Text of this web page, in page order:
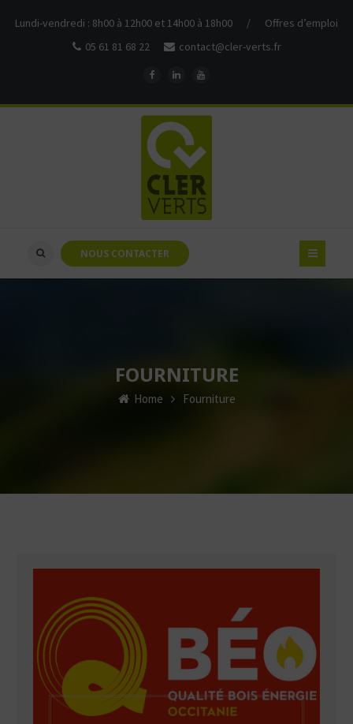
Lundi-vendredi : 8h00 à 12h00 et 14h00 à 18h00 /
Offres d’emploi
05 61 81 68 22
contact@cler-verts.fr
NOUS CONTACTER
FOURNITURE
Home Fourniture